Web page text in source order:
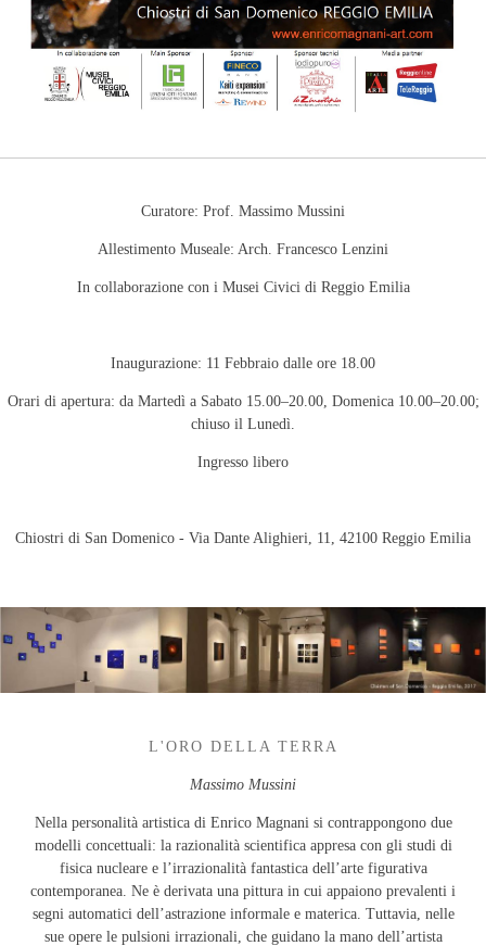
Curatore: Prof. Massimo Mussini
Allestimento Museale: Arch. Francesco Lenzini
In collaborazione con i Musei Civici di Reggio Emilia
Inaugurazione: 11 Febbraio dalle ore 18.00
Orari di apertura: da Martedì a Sabato 15.00–20.00, Domenica 10.00–20.00;
chiuso il Lunedì.
Ingresso libero
Chiostri di San Domenico - Via Dante Alighieri, 11, 42100 Reggio Emilia
L'ORO DELLA TERRA
Massimo Mussini
Nella personalità artistica di Enrico Magnani si contrappongono due
modelli concettuali: la razionalità scientifica appresa con gli studi di
fisica nucleare e l’irrazionalità fantastica dell’arte figurativa
contemporanea. Ne è derivata una pittura in cui appaiono prevalenti i
segni automatici dell’astrazione informale e materica. Tuttavia, nelle
sue opere le pulsioni irrazionali, che guidano la mano dell’artista